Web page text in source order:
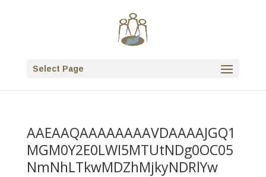
Select Page
AAEAAQAAAAAAAAVDAAAAJGQ1
MGM0Y2E0LWI5MTUtNDg0OC05
NmNhLTkwMDZhMjkyNDRlYw